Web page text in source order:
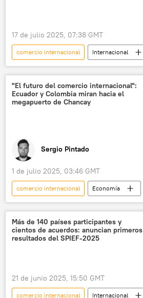
17 de julio 2025, 07:38 GMT
comercio internacional
Internacional
aranceles
EEUU
China
Global Times
"El futuro del comercio internacional":
Ecuador y Colombia miran hacia el
megapuerto de Chancay
Sergio Pintado
1 de julio 2025, 03:46 GMT
comercio internacional
Economía
Ecuador
Colombia
China
Perú
📈 Mercados y finanzas
💬 Opinión y Análisis
Más de 140 países participantes y
cientos de acuerdos: anuncian primeros
resultados del SPIEF-2025
21 de junio 2025, 15:50 GMT
comercio internacional Internacional